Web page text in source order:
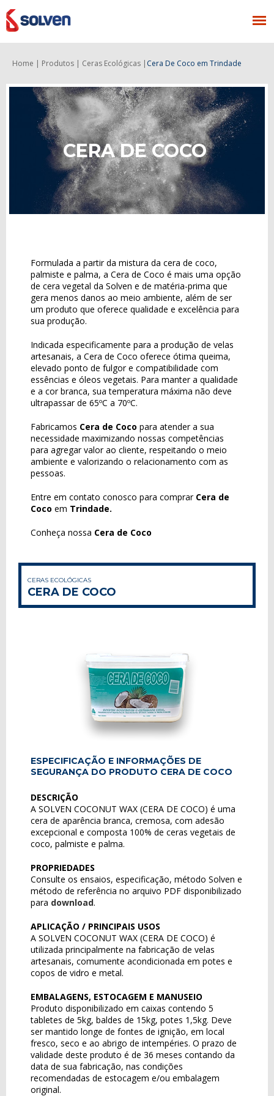
Home | Produtos | Ceras Ecológicas | Cera De Coco em Trindade
CERA DE COCO
Formulada a partir da mistura da cera de coco,
palmiste e palma, a Cera de Coco é mais uma opção
de cera vegetal da Solven e de matéria-prima que
gera menos danos ao meio ambiente, além de ser
um produto que oferece qualidade e excelência para
sua produção.
Indicada especificamente para a produção de velas
artesanais, a Cera de Coco oferece ótima queima,
elevado ponto de fulgor e compatibilidade com
essências e óleos vegetais. Para manter a qualidade
e a cor branca, sua temperatura máxima não deve
ultrapassar de 65ºC a 70ºC.
Fabricamos Cera de Coco para atender a sua
necessidade maximizando nossas competências
para agregar valor ao cliente, respeitando o meio
ambiente e valorizando o relacionamento com as
pessoas.
Entre em contato conosco para comprar Cera de
Coco em Trindade.
Conheça nossa Cera de Coco
CERAS ECOLÓGICAS
CERA DE COCO
ESPECIFICAÇÃO E INFORMAÇÕES DE
SEGURANÇA DO PRODUTO CERA DE COCO
DESCRIÇÃO
A SOLVEN COCONUT WAX (CERA DE COCO) é uma
cera de aparência branca, cremosa, com adesão
excepcional e composta 100% de ceras vegetais de
coco, palmiste e palma.
PROPRIEDADES
Consulte os ensaios, especificação, método Solven e
método de referência no arquivo PDF disponibilizado
para download.
APLICAÇÃO / PRINCIPAIS USOS
A SOLVEN COCONUT WAX (CERA DE COCO) é
utilizada principalmente na fabricação de velas
artesanais, comumente acondicionada em potes e
copos de vidro e metal.
EMBALAGENS, ESTOCAGEM E MANUSEIO
Produto disponibilizado em caixas contendo 5
tabletes de 5kg, baldes de 15kg, potes 1,5kg. Deve
ser mantido longe de fontes de ignição, em local
fresco, seco e ao abrigo de intempéries. O prazo de
validade deste produto é de 36 meses contando da
data de sua fabricação, nas condições
recomendadas de estocagem e/ou embalagem
original.